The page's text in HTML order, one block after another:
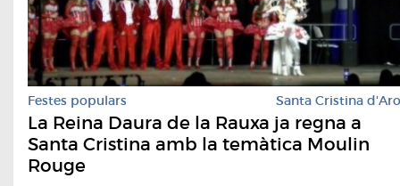
Festes populars Santa Cristina d'Aro
La Reina Daura de la Rauxa ja regna a
Santa Cristina amb la temàtica Moulin
Rouge